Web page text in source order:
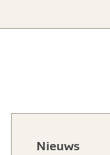
Nieuws